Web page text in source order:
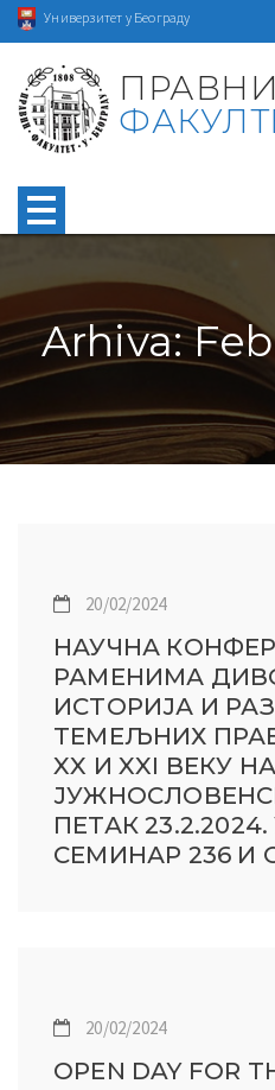
Универзитет у Београду
ПРАВНИ
Arhiva:
20/02/2024
НАУЧНА
РАМЕНИМА
ИСТОРИЈА И
ТЕМЕЉНИХ
XX И XXI ВЕКУ
ПЕТАК
СЕМИНАР 236 И
20/02/2024
OPEN DAY FOR